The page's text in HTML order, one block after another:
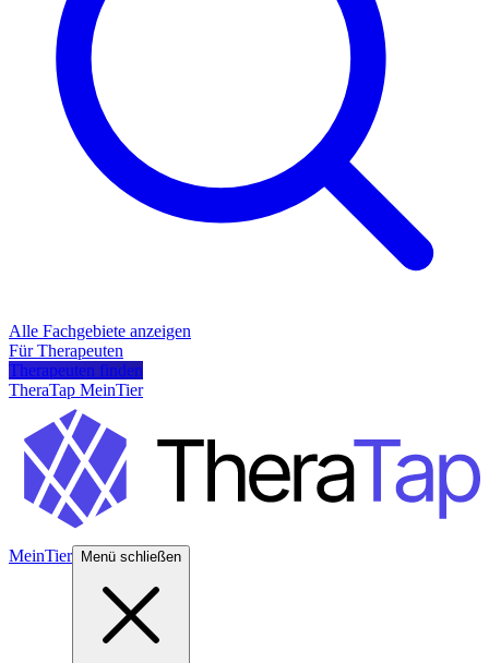
Alle Fachgebiete anzeigen
Für Therapeuten
Therapeuten finden
TheraTap MeinTier
MeinTier Menü schließen